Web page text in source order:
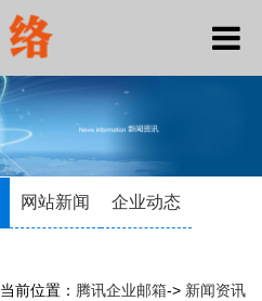
网站新闻 企业动态
当前位置： 腾讯企业邮箱-> 新闻资讯